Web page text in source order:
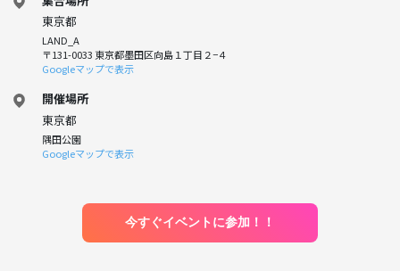
東京都
LAND_A
〒131-0033 東京都墨田区向島１丁目２−４
Googleマップで表示
開催場所
東京都
隅田公園
Googleマップで表示
今すぐイベントに参加！！